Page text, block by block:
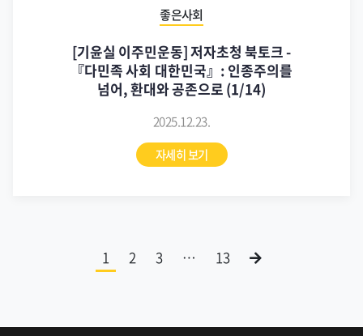
좋은사회
[기윤실 이주민운동] 저자초청 북토크 -
『다민족 사회 대한민국』: 인종주의를
넘어, 환대와 공존으로 (1/14)
2025.12.23.
자세히 보기
1 2 3 … 13